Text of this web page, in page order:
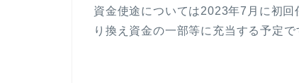
資金使途については2023年7月に初
り換え資金の一部等に充当する予定で